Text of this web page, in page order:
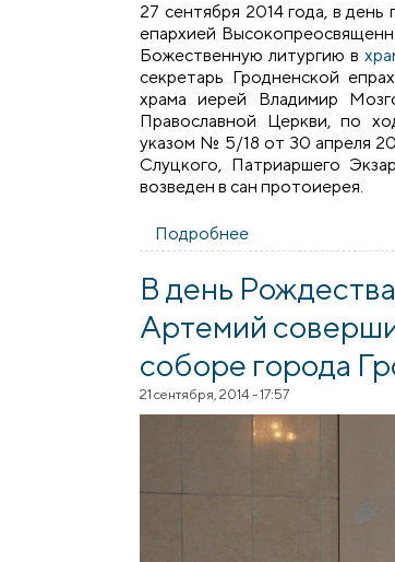
27 сентября 2014 года, в
епархией
Божественную литургию в
секретарь Гродненской
храма иерей Владимир
Православной Церкви, по
указом № 5/18 от 30 апреля
Слуцкого, Патриаршего
возведен в сан протоиерея.
Подробнее
В день
Артемий
соборе города
21 сентября, 2014 - 17:57